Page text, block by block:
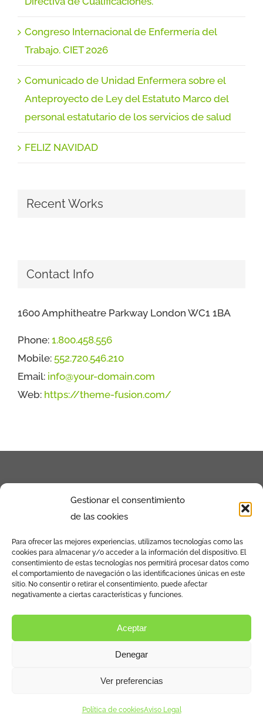
Gestionar el consentimiento
de las cookies
Para ofrecer las mejores experiencias, utilizamos tecnologías como las
cookies para almacenar y/o acceder a la información del dispositivo. El
consentimiento de estas tecnologías nos permitirá procesar datos como
el comportamiento de navegación o las identificaciones únicas en este
sitio. No consentir o retirar el consentimiento, puede afectar
negativamente a ciertas características y funciones.
Aceptar
Denegar
Ver preferencias
Política de cookiesAviso Legal
Congreso Internacional de Enfermería del
Trabajo. CIET 2026
Comunicado de Unidad Enfermera sobre el
Anteproyecto de Ley del Estatuto Marco del
personal estatutario de los servicios de salud
FELIZ NAVIDAD
Recent Works
Contact Info
1600 Amphitheatre Parkway London WC1 1BA
Phone: 1.800.458.556
Mobile: 552.720.546.210
Email: info@your-domain.com
Web: https://theme-fusion.com/
Calle de la Povedilla Nº13 Bajo Izq. 28009 –
Madrid
Aviso Legal y política de privacidad
Política de cookies (UE)